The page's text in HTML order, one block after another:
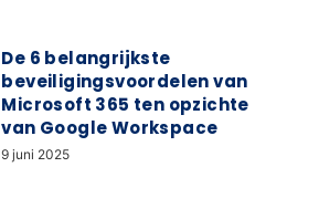
De 6 belangrijkste
beveiligingsvoordelen van
Microsoft 365 ten opzichte
van Google Workspace
9 juni 2025